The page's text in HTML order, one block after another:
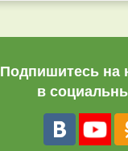
Подпишитесь на
в